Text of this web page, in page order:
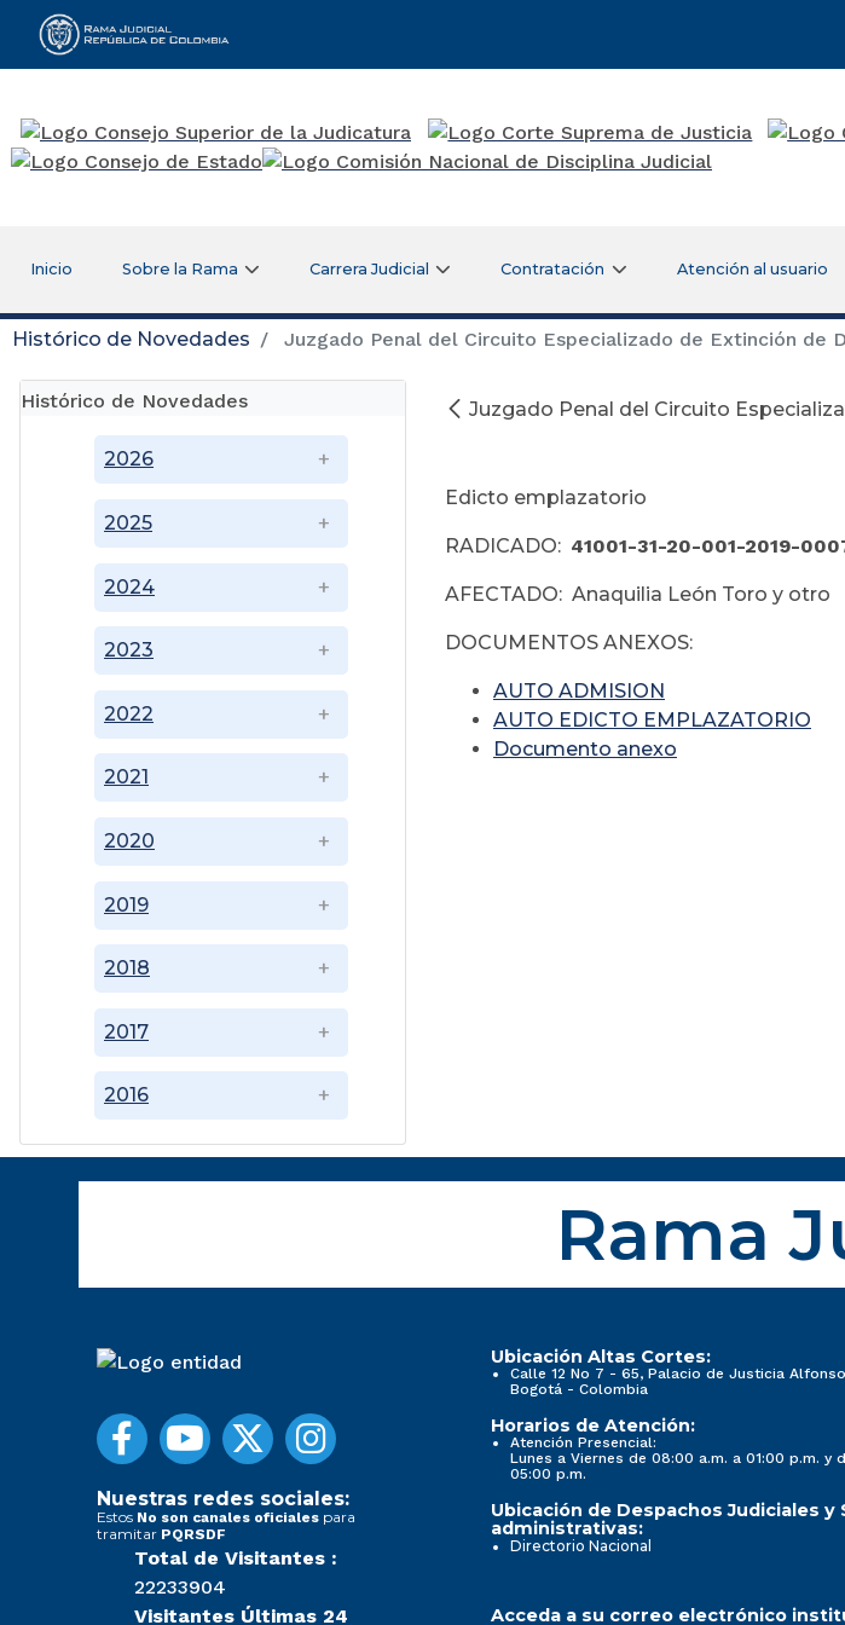
Rama Judicial
Inicio Sobre la Rama Carrera Judicial Contratación Atención al usuario
Histórico de Novedades Juzgado Penal del Circuito Especializado de Extinción de
Histórico de Novedades
2016
2017
2018
2019
2020
2021
2022
2023
2024
2025
2026
Juzgado Penal del Circuito
Edicto emplazatorio
RADICADO: 41001-31-20-001-2019-
AFECTADO: Anaquilia León Toro y otro
DOCUMENTOS ANEXOS:
AUTO ADMISION
AUTO EDICTO EMPLAZATORIO
Documento anexo
Rama
Nuestras redes sociales:
Estos No son canales oficiales para
tramitar PQRSDF
Total de Visitantes :
22233904
Visitantes Últimas 24
Ubicación Altas Cortes:
Calle 12 No 7 - 65, Palacio de Justicia
Bogotá - Colombia
Horarios de Atención:
Atención Presencial:
Lunes a Viernes de 08:00 a.m. a 01:00 p.m. y
05:00 p.m.
Ubicación de Despachos Judiciales y
administrativas:
Directorio Nacional
Acceda a su correo electrónico